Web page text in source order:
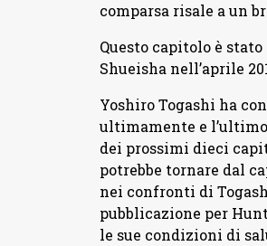
comparsa risale a un
Questo capitolo è
Shueisha nell’aprile
Yoshiro Togashi ha
ultimamente e
dei prossimi dieci
potrebbe tornare dal
nei confronti di
pubblicazione per
le sue condizioni di